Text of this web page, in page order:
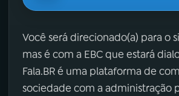
Você será direcionado(a) para o
mas é com a EBC que estará
Fala.BR é uma plataforma de
sociedade com a administração